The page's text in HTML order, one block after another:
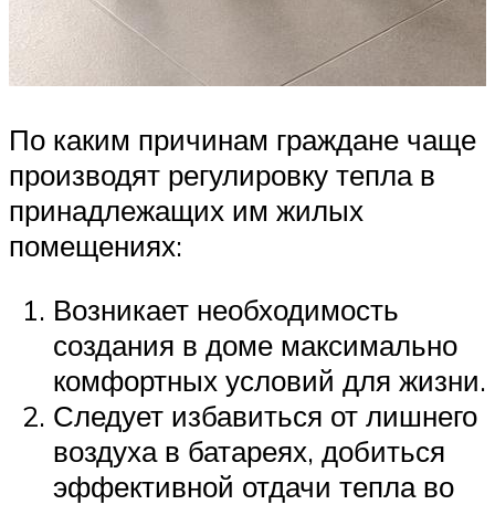
По каким причинам граждане чаще
производят регулировку тепла в
принадлежащих им жилых
помещениях:
Возникает необходимость
создания в доме максимально
комфортных условий для жизни.
Следует избавиться от лишнего
воздуха в батареях, добиться
эффективной отдачи тепла во